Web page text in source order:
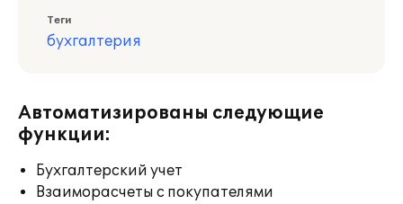
Теги
бухгалтерия
Автоматизированы следующие
функции:
Бухгалтерский учет
Взаиморасчеты с покупателями